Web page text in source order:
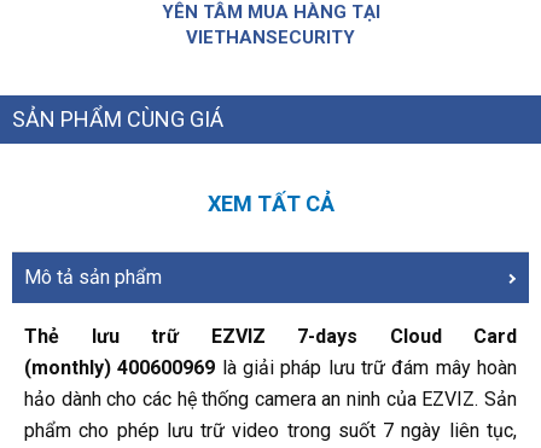
YÊN TÂM MUA HÀNG TẠI
VIETHANSECURITY
SẢN PHẨM CÙNG GIÁ
XEM TẤT CẢ
Mô tả sản phẩm
Thẻ lưu trữ EZVIZ 7-days Cloud Card
(monthly) 400600969 là giải pháp lưu trữ đám mây hoàn
hảo dành cho các hệ thống camera an ninh của EZVIZ. Sản
phẩm cho phép lưu trữ video trong suốt 7 ngày liên tục,